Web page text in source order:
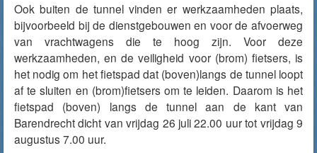
Ook buiten de tunnel vinden er werkzaamheden plaats,
bijvoorbeeld bij de dienstgebouwen en voor de afvoerweg
van vrachtwagens die te hoog zijn. Voor deze
werkzaamheden, en de veiligheid voor (brom) fietsers, is
het nodig om het fietspad dat (boven)langs de tunnel loopt
af te sluiten en (brom)fietsers om te leiden. Daarom is het
fietspad (boven) langs de tunnel aan de kant van
Barendrecht dicht van vrijdag 26 juli 22.00 uur tot vrijdag 9
augustus 7.00 uur.